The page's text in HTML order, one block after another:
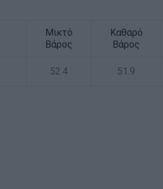
Μικτό
Βάρος
Καθαρό
Βάρος
52.4 51.9